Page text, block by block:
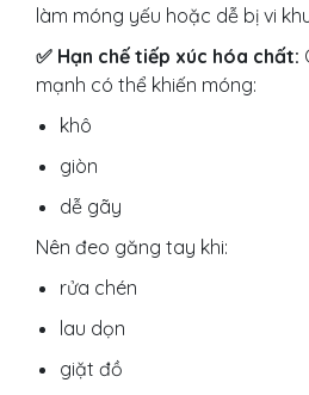
làm móng yếu hoặc dễ bị vi
✅ Hạn chế tiếp xúc hóa chất:
mạnh có thể khiến móng:
khô
giòn
dễ gãy
Nên đeo găng tay khi:
rửa chén
lau dọn
giặt đồ